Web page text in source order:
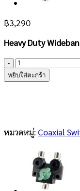
฿3,290
Heavy Duty
จำนวน
Diamond
CX-
หยิบใส่ตะกร้า
หมวดหมู่: Coaxial